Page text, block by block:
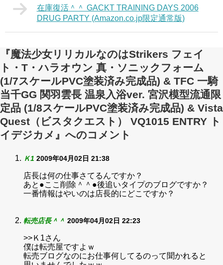
在庫復活＾＾ GACKT TRAINING DAYS 2006
DRUG PARTY (Amazon.co.jp限定通常版)
『魔法少女リリカルなのはStrikers フェイ
ト・T・ハラオウン 真・ソニックフォーム
(1/7スケールPVC塗装済み完成品) & TFC 一騎
当千GG 関羽雲長 温泉入浴ver. 宮沢模型流通限
定品 (1/8スケールPVC塗装済み完成品) & Vista
Quest（ビスタクエスト） VQ1015 ENTRY ト
イデジカメ』へのコメント
Ｋ1 2009年04月02日 21:38
店長は何の仕事さてるんですか？
あと●ここ削除＾＾●後追いタイプのブログですか？
一番情報はやいのは店長的にどこですか？
転売店長＾＾ 2009年04月02日 22:23
>>Ｋ1さん
僕は転売屋ですよｗ
転売ブログなのにお仕事何してるのって聞かれると